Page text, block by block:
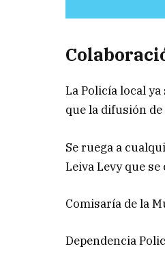
La Policía local
que la difusión
Se ruega a
Leiva Levy que
Comisaría de la
Dependencia